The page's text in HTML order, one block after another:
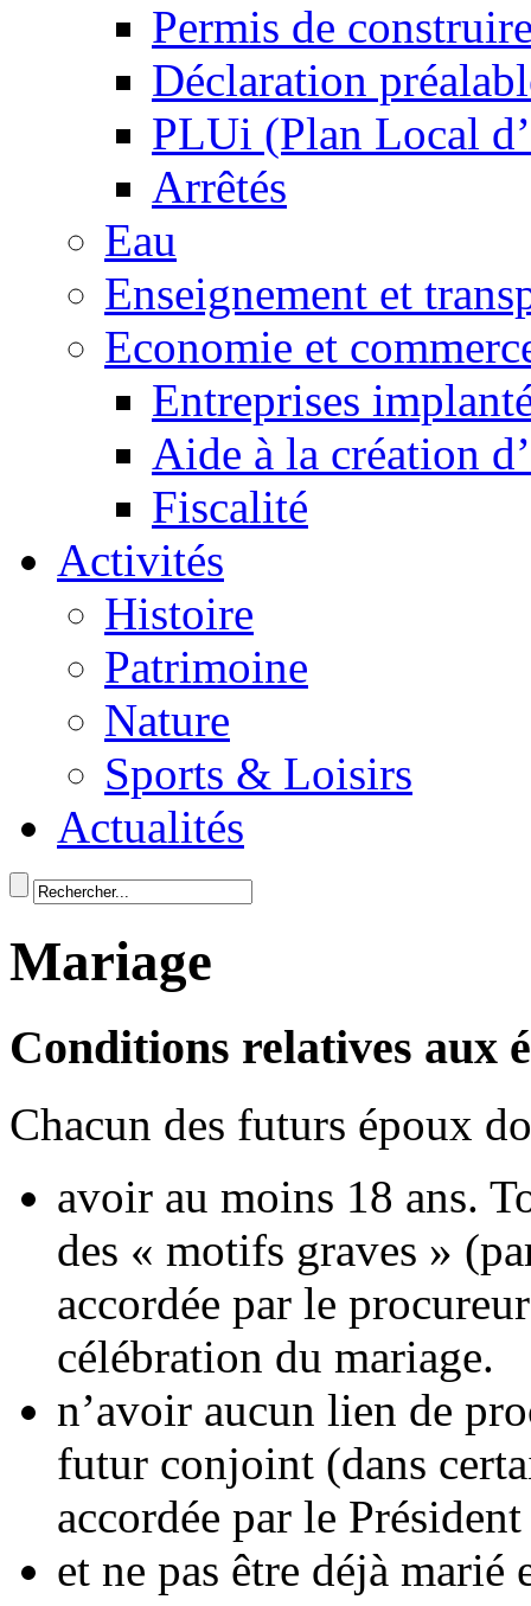
Permis de
Déclaration
PLUi (Plan Local
Arrêtés
Eau
Enseignement et
Economie et
Entreprises
Aide à la création
Fiscalité
Activités
Histoire
Patrimoine
Nature
Sports & Loisirs
Actualités
Mariage
Conditions relatives aux
Chacun des futurs époux
avoir au moins 18 ans.
des « motifs graves »
accordée par le
célébration du mariage.
n’avoir aucun lien de
futur conjoint (dans
accordée par le
et ne pas être déjà marié